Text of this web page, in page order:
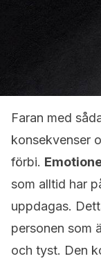
Faran med
konsekvenser
förbi.
som alltid har
uppdagas.
personen som
och tyst. Den